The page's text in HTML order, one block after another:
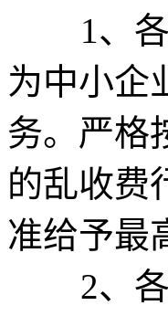
1、各
为中小企
务。严格
的乱收费
准给予最
2、各